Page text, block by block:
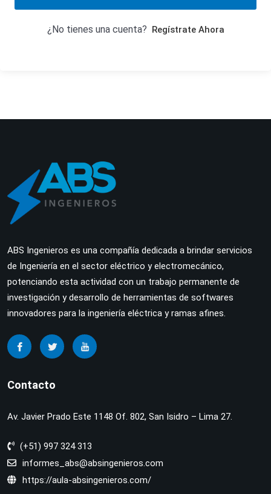
¿No tienes una cuenta? Regístrate Ahora
ABS Ingenieros es una compañía dedicada a brindar servicios
de Ingeniería en el sector eléctrico y electromecánico,
potenciando esta actividad con un trabajo permanente de
investigación y desarrollo de herramientas de softwares
innovadores para la ingeniería eléctrica y ramas afines.
Contacto
Av. Javier Prado Este 1148 Of. 802, San Isidro – Lima 27.
(+51) 997 324 313
informes_abs@absingenieros.com
https://aula-absingenieros.com/